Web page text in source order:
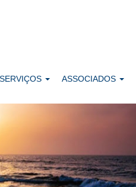
SERVIÇOS ASSOCIADOS